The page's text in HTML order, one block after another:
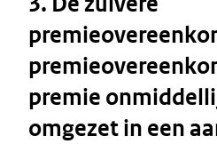
premie
omgezet in een